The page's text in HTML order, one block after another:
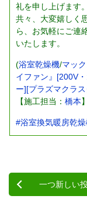
礼を申し上げます
共々、大変嬉しく
ら、お気軽にご連
いたします。
(浴室乾燥機/マッ
イファン』[200V
ー][プラズマクラ
【施工担当： 橋本】
#浴室換気暖房乾
一つ新しい